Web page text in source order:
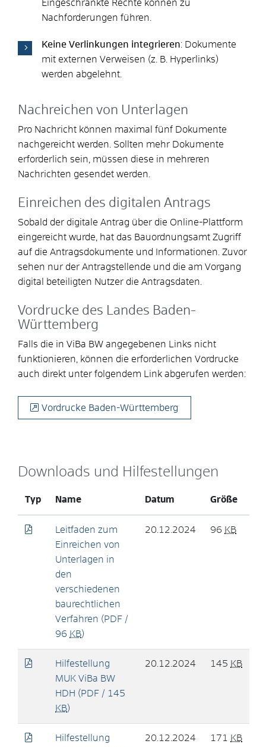
Eingeschränkte Rechte können zu
Nachforderungen führen.
Keine Verlinkungen integrieren: Dokumente
mit externen Verweisen (z. B. Hyperlinks)
werden abgelehnt.
Nachreichen von Unterlagen
Pro Nachricht können maximal fünf Dokumente
nachgereicht werden. Sollten mehr Dokumente
erforderlich sein, müssen diese in mehreren
Nachrichten gesendet werden.
Einreichen des digitalen Antrags
Sobald der digitale Antrag über die Online-Plattform
eingereicht wurde, hat das Bauordnungsamt Zugriff
auf die Antragsdokumente und Informationen. Zuvor
sehen nur der Antragstellende und die am Vorgang
digital beteiligten Nutzer die Antragsdaten.
Vordrucke des Landes Baden-
Württemberg
Falls die in ViBa BW angegebenen Links nicht
funktionieren, können die erforderlichen Vordrucke
auch direkt unter folgendem Link abgerufen werden:
Vordrucke Baden-Württemberg
Downloads und Hilfestellungen
Typ Name Datum Größe
Leitfaden zum
Einreichen von
Unterlagen in
den
verschiedenen
baurechtlichen
Verfahren (PDF /
96 KB)
20.12.2024 96 KB
Hilfestellung
MUK ViBa BW
HDH (PDF / 145
KB)
20.12.2024 145 KB
Hilfestellung
20.12.2024 171 KB